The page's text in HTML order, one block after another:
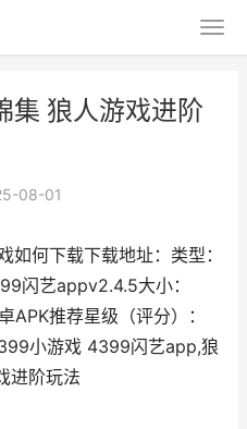
集 狼人游戏进阶
08-01
何下载下载地址：类型：
闪艺appv2.4.5大小：
推荐星级（评分）：
小游戏 4399闪艺app,狼
进阶玩法